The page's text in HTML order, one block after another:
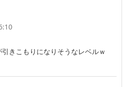
きこもりになりそうなレベルｗ